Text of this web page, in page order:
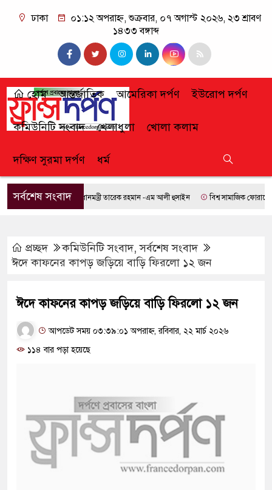
ঢাকা
০১:১২ অপরাহ্ন, শুক্রবার, ০৭ অগাস্ট ২০২৬, ২৩ শ্রাবণ
১৪৩৩ বঙ্গাব্দ
হোম আন্তর্জাতিক আমেরিকা দর্পণ ইউরোপ দর্পণ
কমিউনিটি সংবাদ খেলাধুলা খোলা কলাম
দক্ষিণ সুরমা দর্পণ ধর্ম
সর্বশেষ সংবাদপ্রধানমন্ত্রী তারেক রহমান -এম আলী হুসাইন বিশ্ব সামাজিক ফোরামে যোগ
প্রচ্ছদ কমিউনিটি সংবাদ,সর্বশেষ সংবাদ
ঈদে কাফনের কাপড় জড়িয়ে বাড়ি ফিরলো ১২ জন
ঈদে কাফনের কাপড় জড়িয়ে বাড়ি ফিরলো ১২ জন
আপডেট সময় ০৩:৩৯:০১ অপরাহ্ন, রবিবার, ২২ মার্চ ২০২৬
১১৪ বার পড়া হয়েছে